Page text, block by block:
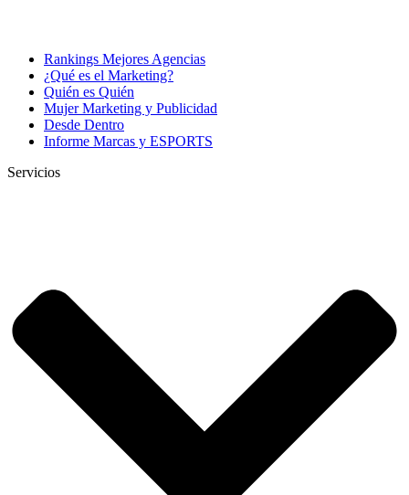
Rankings Mejores Agencias
¿Qué es el Marketing?
Quién es Quién
Mujer Marketing y Publicidad
Desde Dentro
Informe Marcas y ESPORTS
Servicios